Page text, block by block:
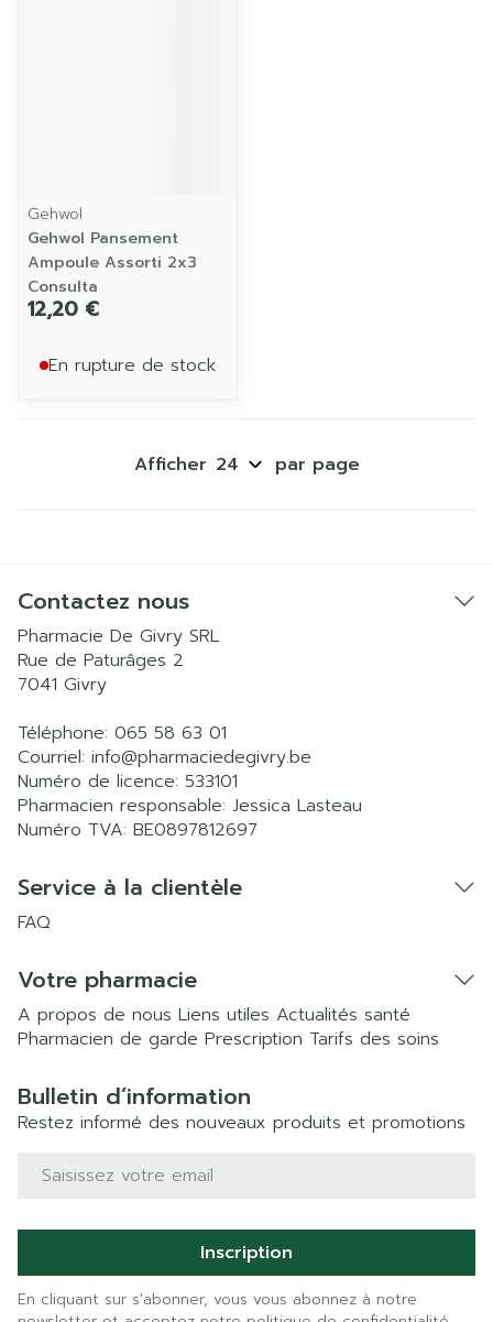
Gehwol
Gehwol Pansement
Ampoule Assorti 2x3
Consulta
12,20 €
En rupture de stock
Afficher par page
Contactez nous
Pharmacie De Givry SRL
Rue de Paturâges 2
7041 Givry
Téléphone: 065 58 63 01
Courriel: info@pharmaciedegivry.be
Numéro de licence: 533101
Pharmacien responsable: Jessica Lasteau
Numéro TVA: BE0897812697
Service à la clientèle
FAQ
Votre pharmacie
A propos de nous Liens utiles Actualités santé
Pharmacien de garde Prescription Tarifs des soins
Bulletin d’information
Restez informé des nouveaux produits et promotions
Adresse mail
Inscription
En cliquant sur s'abonner, vous vous abonnez à notre